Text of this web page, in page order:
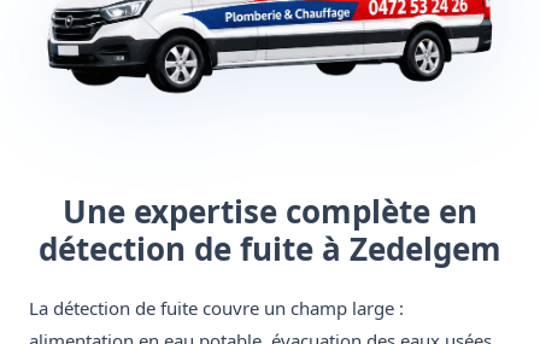
Une expertise complète en
détection de fuite à Zedelgem
La détection de fuite couvre un champ large :